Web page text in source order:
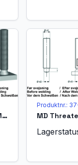
MD Threated Stud M10x85 mm Matr. A4-70 acc. EN ISO 13918 (MPF)
Produktnr.: